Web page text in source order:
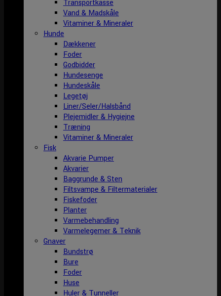
Transportkasse
Vand & Madskåle
Vitaminer & Mineraler
Hunde
Dækkener
Foder
Godbidder
Hundesenge
Hundeskåle
Legetøj
Liner/Seler/Halsbånd
Plejemidler & Hygiejne
Træning
Vitaminer & Mineraler
Fisk
Akvarie Pumper
Akvarier
Baggrunde & Sten
Filtsvampe & Filtermaterialer
Fiskefoder
Planter
Varmebehandling
Varmelegemer & Teknik
Gnaver
Bundstrø
Bure
Foder
Huse
Huler & Tunneller